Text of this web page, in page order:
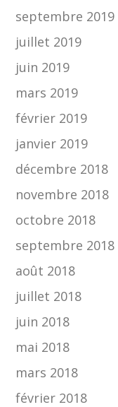
septembre 2019
juillet 2019
juin 2019
mars 2019
février 2019
janvier 2019
décembre 2018
novembre 2018
octobre 2018
septembre 2018
août 2018
juillet 2018
juin 2018
mai 2018
mars 2018
février 2018